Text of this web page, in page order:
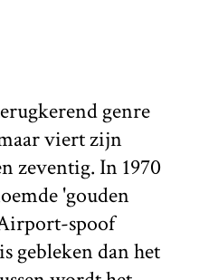
genre
viert zijn
zeventig. In 1970
'gouden
spoof
gebleken dan het